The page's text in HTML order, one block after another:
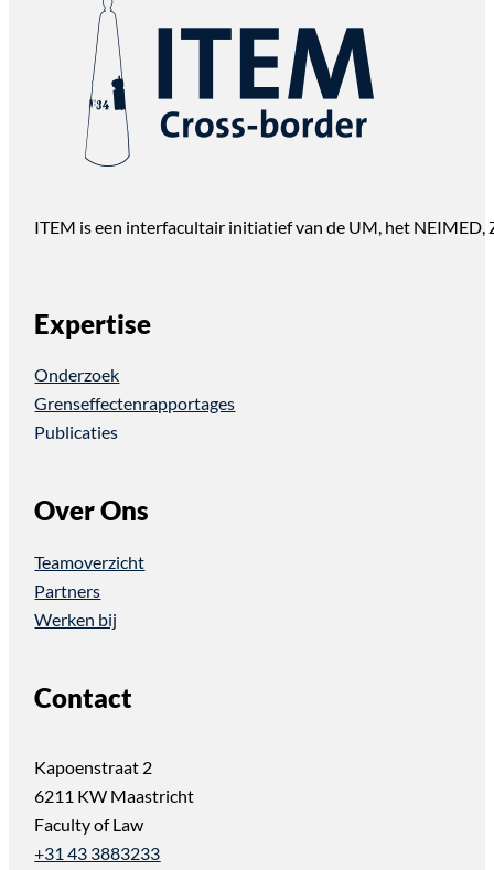
ITEM is een interfacultair initiatief van de UM, het NEIMED,
Expertise
Onderzoek
Grenseffectenrapportages
Publicaties
Over Ons
Teamoverzicht
Partners
Werken bij
Contact
Kapoenstraat 2
6211 KW Maastricht
Faculty of Law
+31 43 3883233